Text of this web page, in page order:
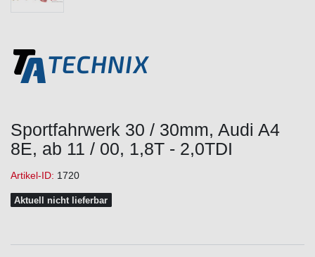
Sportfahrwerk 30 / 30mm, Audi A4
8E, ab 11 / 00, 1,8T - 2,0TDI
Artikel-ID: 1720
Aktuell nicht lieferbar